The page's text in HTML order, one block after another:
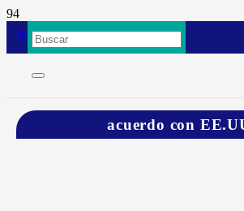
acuerdo con